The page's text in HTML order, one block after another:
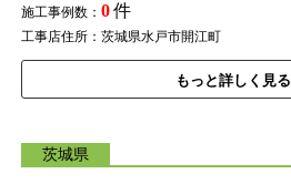
施工事例数： 0件
工事店住所：茨城県水戸市開江町
もっと詳しく見る
茨城県